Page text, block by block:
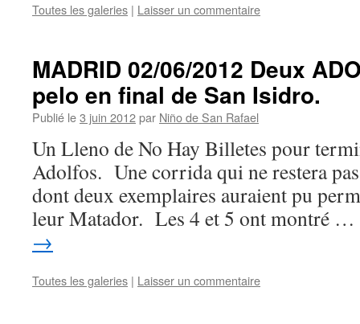
Toutes les galeries | Laisser un commentaire
MADRID 02/06/2012 Deux
pelo en final de San Isidro.
Publié le3 juin 2012par Niño de San Rafael
Un Lleno de No Hay Billetes pour
Adolfos. Une corrida qui ne restera
dont deux exemplaires auraient pu
leur Matador. Les 4 et 5 ont montré …
→
Toutes les galeries | Laisser un commentaire